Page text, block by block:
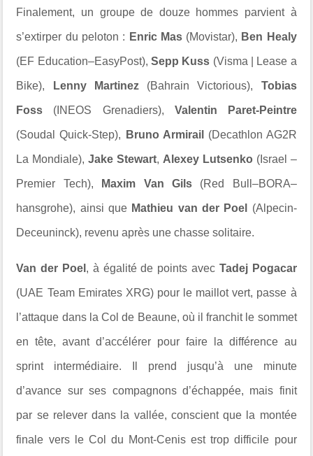
Finalement, un groupe de douze hommes parvient à
s’extirper du peloton : Enric Mas(Movistar), Ben Healy
(EF Education–EasyPost),Sepp Kuss (Visma | Lease a
Bike), Lenny Martinez(Bahrain Victorious), Tobias
Foss (INEOS Grenadiers), Valentin Paret-Peintre
(Soudal Quick-Step), Bruno Armirail (Decathlon AG2R
La Mondiale),Jake Stewart, Alexey Lutsenko (Israel –
Premier Tech), Maxim Van Gils(Red Bull–BORA–
hansgrohe), ainsi que Mathieu van der Poel (Alpecin-
Deceuninck), revenu après une chasse solitaire.
Van der Poel , à égalité de points avec Tadej Pogacar
(UAE Team Emirates XRG) pour le maillot vert, passe à
l’attaque dans la Col de Beaune, où il franchit le sommet
en tête, avant d’accélérer pour faire la différence au
sprint intermédiaire. Il prend jusqu’à une minute
d’avance sur ses compagnons d’échappée, mais finit
par se relever dans la vallée, conscient que la montée
finale vers le Col du Mont-Cenis est trop difficile pour